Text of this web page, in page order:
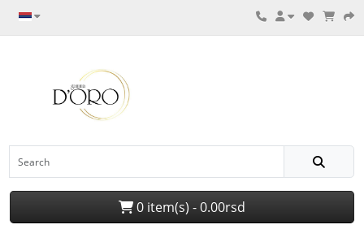
0 item(s) - 0.00rsd